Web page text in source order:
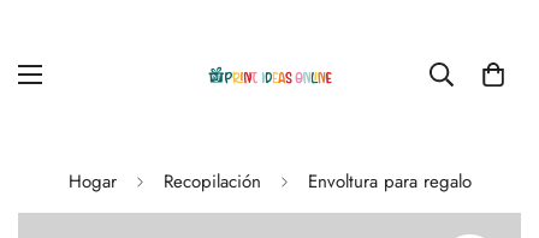
Hogar Recopilación Envoltura para regalo